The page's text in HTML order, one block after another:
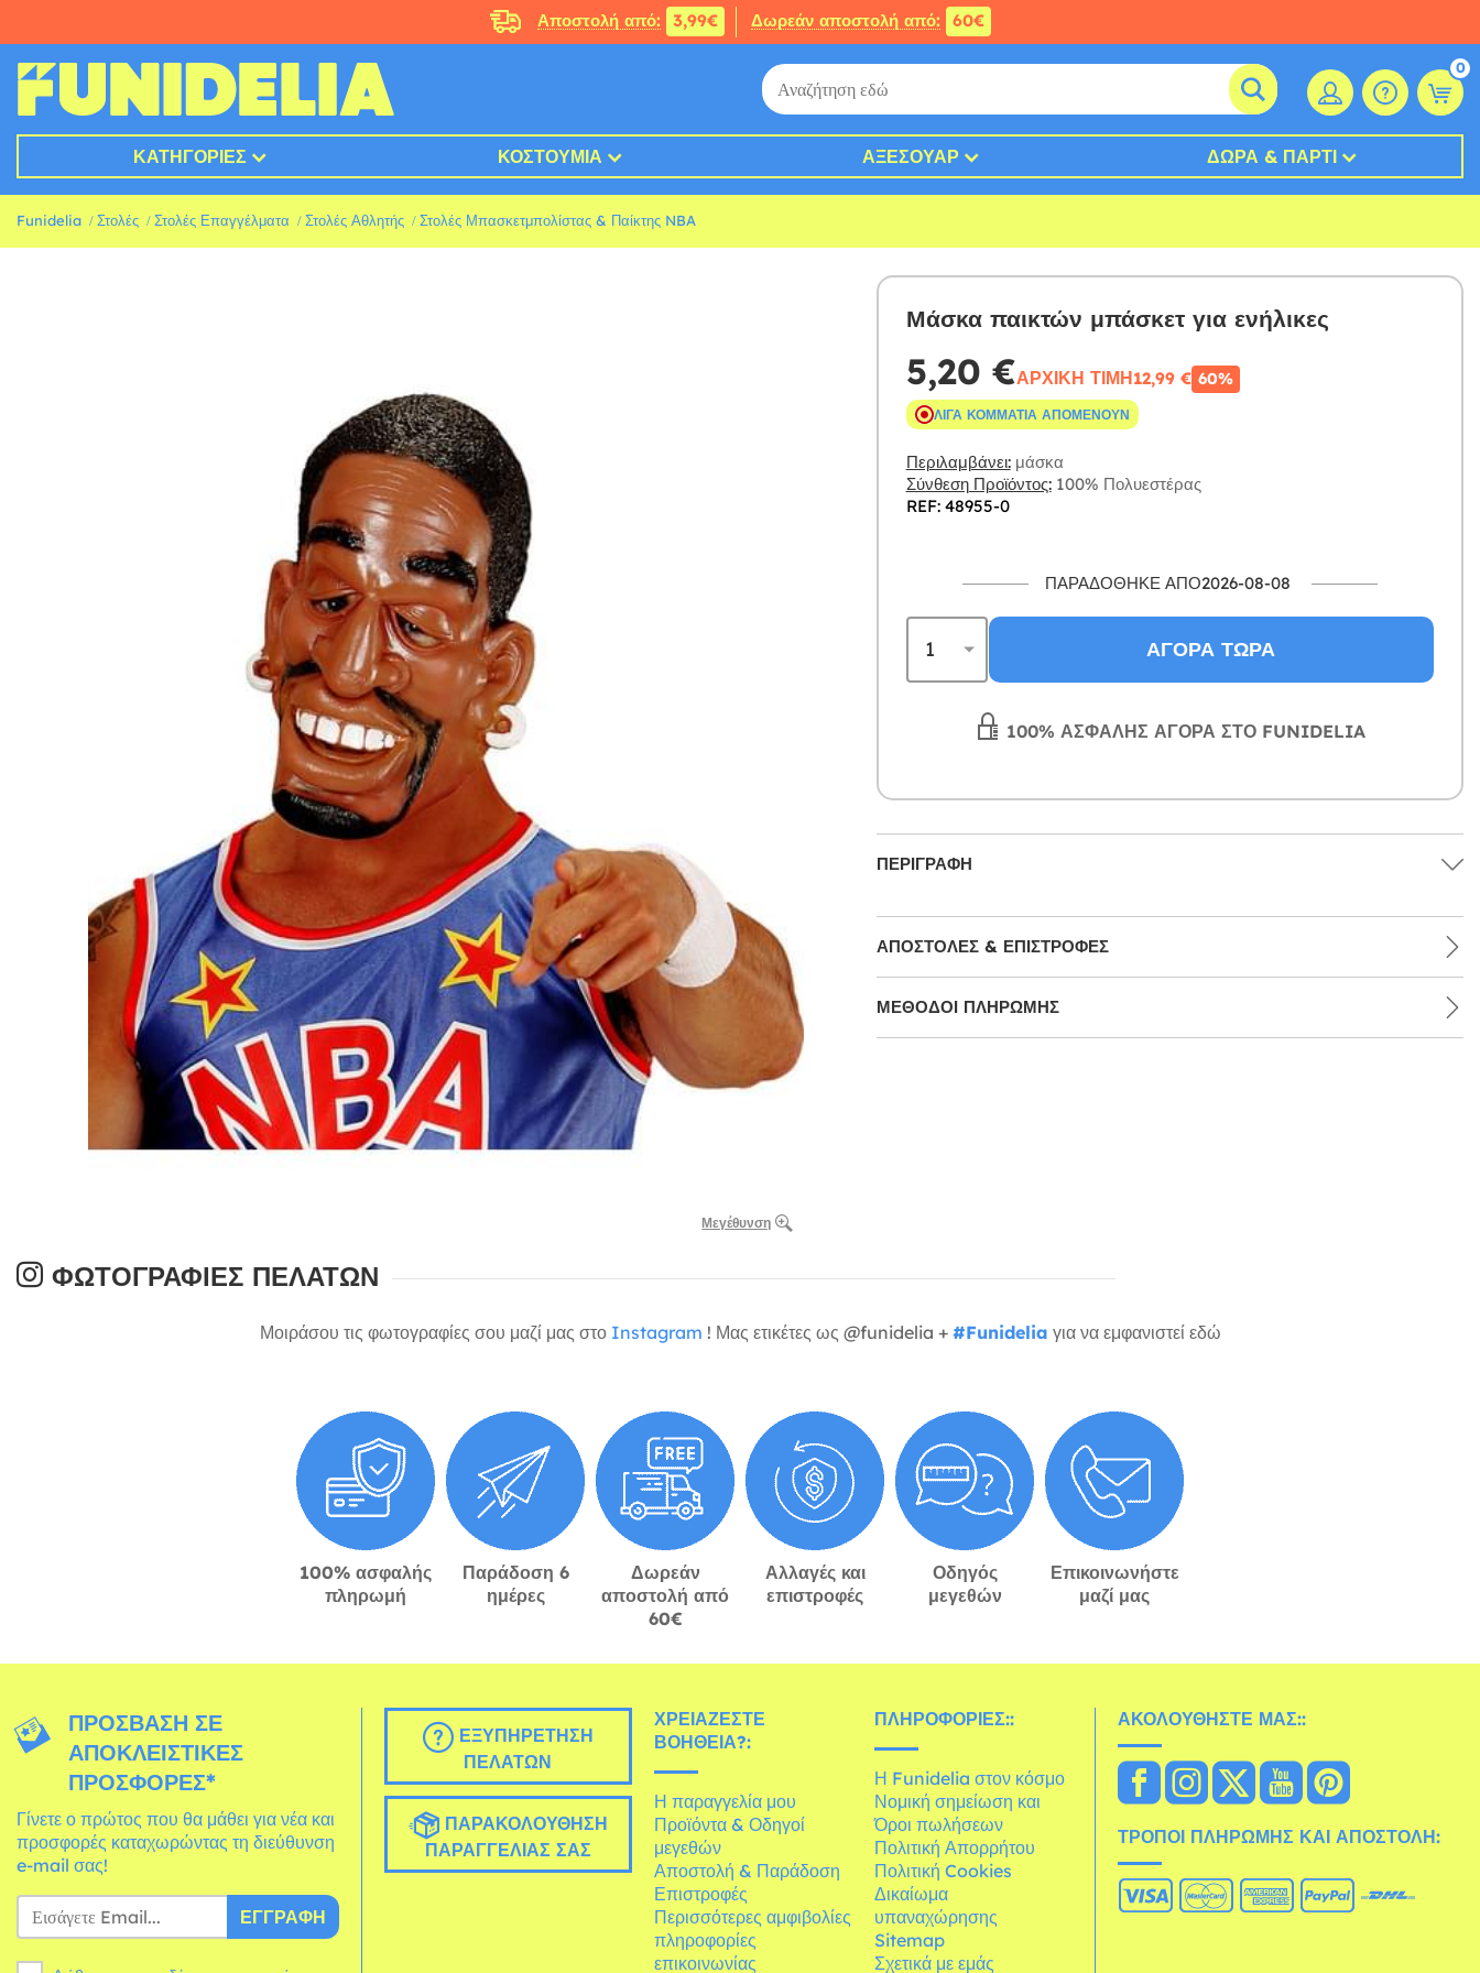
Αποστολή από: 3,99€ Δωρεάν αποστολή από: 60€
0
ΚΑΤΗΓΟΡΊΕΣ ΚΟΣΤΟΎΜΙΑ ΑΞΕΣΟΥΆΡ ΔΏΡΑ & ΠΆΡΤΙ
Funidelia Στολές Στολές Επαγγέλματα Στολές Αθλητής Στολές Μπασκετμπολίστας & Παίκτης NBA
Μεγέθυνση
Μάσκα παικτών μπάσκετ για ενήλικες
5,20 €ΑΡΧΙΚΉ ΤΙΜΉ12,99 € 60%
ΛΊΓΑ ΚΟΜΜΆΤΙΑ ΑΠΟΜΈΝΟΥΝ
Περιλαμβάνει:μάσκα
Σύνθεση Προϊόντος:100% Πολυεστέρας
REF: 48955-0
ΠΑΡΑΔΌΘΗΚΕ ΑΠΌ2026-08-08
ΑΓΟΡΆ ΤΏΡΑ
100% ΑΣΦΑΛΉΣ ΑΓΟΡΆ ΣΤΟ FUNIDELIA
ΠΕΡΙΓΡΑΦΉ
ΑΠΟΣΤΟΛΈΣ & ΕΠΙΣΤΡΟΦΈΣ
ΜΕΘΌΔΟΙ ΠΛΗΡΩΜΉΣ
ΦΩΤΟΓΡΑΦΊΕΣ ΠΕΛΑΤΏΝ
Μοιράσου τις φωτογραφίες σου μαζί μας στο Instagram ! Μας ετικέτες ως @funidelia + #Funidelia για να εμφανιστεί εδώ
100% ασφαλής
πληρωμή
Παράδοση 6
ημέρες
Δωρεάν
αποστολή από
60€
Αλλαγές και
επιστροφές
Οδηγός
μεγεθών
Επικοινωνήστε
μαζί μας
ΠΡΌΣΒΑΣΗ ΣΕ
ΑΠΟΚΛΕΙΣΤΙΚΈΣ
ΠΡΟΣΦΟΡΈΣ*
Γίνετε ο πρώτος που θα μάθει για νέα και
προσφορές καταχωρώντας τη διεύθυνση
e-mail σας!
ΕΓΓΡΑΦΉ
ΕΞΥΠΗΡΈΤΗΣΗ
ΠΕΛΑΤΏΝ
ΠΑΡΑΚΟΛΟΎΘΗΣΗ
ΠΑΡΑΓΓΕΛΊΑΣ ΣΑΣ
ΧΡΕΙΆΖΕΣΤΕ
ΒΟΉΘΕΙΑ?:
Η παραγγελία μου
Προϊόντα & Οδηγοί
μεγεθών
Αποστολή & Παράδοση
Επιστροφές
Περισσότερες αμφιβολίες
πληροφορίες
επικοινωνίας
ΠΛΗΡΟΦΟΡΊΕΣ::
Η Funidelia στον κόσμο
Νομική σημείωση και
Όροι πωλήσεων
Πολιτική Απορρήτου
Πολιτική Cookies
Δικαίωμα
υπαναχώρησης
Sitemap
Σχετικά με εμάς
ΑΚΟΛΟΥΘΉΣΤΕ ΜΑΣ::
ΤΡΌΠΟΙ ΠΛΗΡΩΜΉΣ ΚΑΙ ΑΠΟΣΤΟΛΉ: